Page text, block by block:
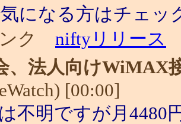
になる方はチェッ
ンク niftyリリース
、法人向けWiMAX
[00:00]
不明ですが月4480